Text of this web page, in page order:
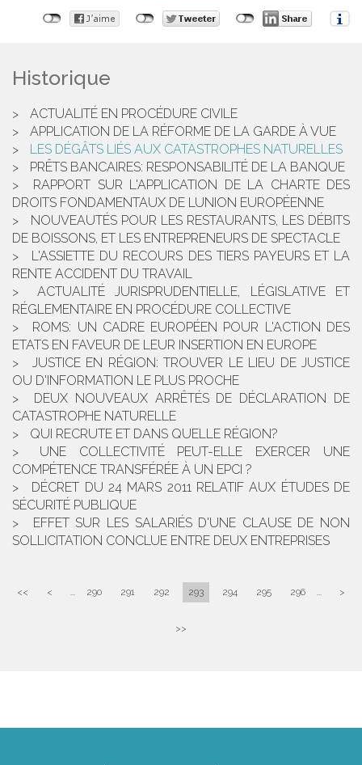
Historique
ACTUALITÉ EN PROCÉDURE CIVILE
APPLICATION DE LA RÉFORME DE LA GARDE À VUE
LES DÉGÂTS LIÉS AUX CATASTROPHES NATURELLES
PRÊTS BANCAIRES: RESPONSABILITÉ DE LA BANQUE
RAPPORT SUR L'APPLICATION DE LA CHARTE DES
DROITS FONDAMENTAUX DE LUNION EUROPÉENNE
NOUVEAUTÉS POUR LES RESTAURANTS, LES DÉBITS
DE BOISSONS, ET LES ENTREPRENEURS DE SPECTACLE
L'ASSIETTE DU RECOURS DES TIERS PAYEURS ET LA
RENTE ACCIDENT DU TRAVAIL
ACTUALITÉ JURISPRUDENTIELLE, LÉGISLATIVE ET
RÉGLEMENTAIRE EN PROCÉDURE COLLECTIVE
ROMS: UN CADRE EUROPÉEN POUR L'ACTION DES
ETATS EN FAVEUR DE LEUR INSERTION EN EUROPE
JUSTICE EN RÉGION: TROUVER LE LIEU DE JUSTICE
OU D'INFORMATION LE PLUS PROCHE
DEUX NOUVEAUX ARRÊTÉS DE DÉCLARATION DE
CATASTROPHE NATURELLE
QUI RECRUTE ET DANS QUELLE RÉGION?
UNE COLLECTIVITÉ PEUT-ELLE EXERCER UNE
COMPÉTENCE TRANSFÉRÉE À UN EPCI ?
DÉCRET DU 24 MARS 2011 RELATIF AUX ÉTUDES DE
SÉCURITÉ PUBLIQUE
EFFET SUR LES SALARIÉS D'UNE CLAUSE DE NON
SOLLICITATION CONCLUE ENTRE DEUX ENTREPRISES
<< < ... 290 291 292 293 294 295 296 ... >
>>